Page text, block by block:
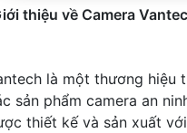
thiệu về Camera
là một thương hiệu
sản phẩm camera an
thiết kế và sản xuất